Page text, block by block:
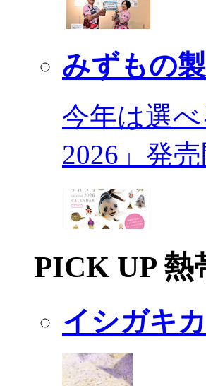
みずもの
今年は選
2026」発
PICK UP 熱
イシガキ